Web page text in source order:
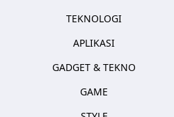
TEKNOLOGI
APLIKASI
GADGET & TEKNO
GAME